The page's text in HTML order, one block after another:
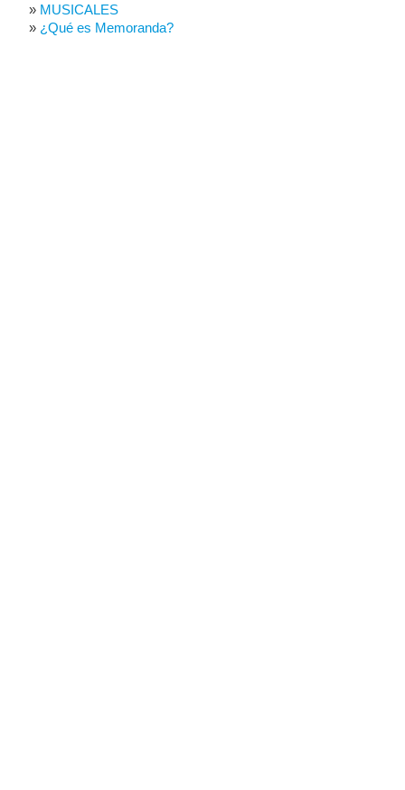
MUSICALES
¿Qué es Memoranda?